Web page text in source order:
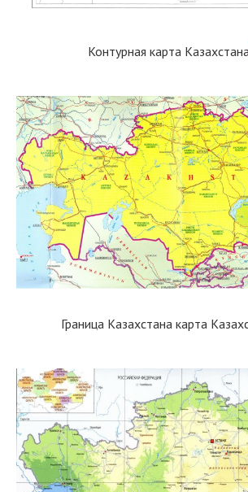
Контурная карта Казахстана
Граница Казахстана карта